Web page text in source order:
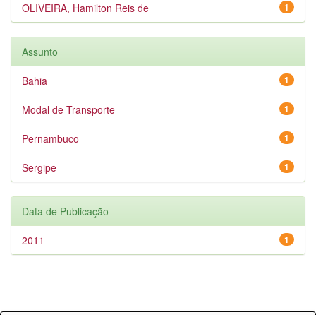
1
OLIVEIRA, Hamilton Reis de
Assunto
1
Bahia
1
Modal de Transporte
1
Pernambuco
1
Sergipe
Data de Publicação
1
2011